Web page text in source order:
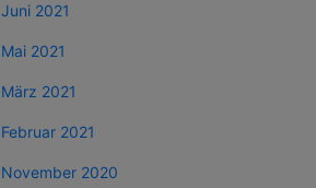
Juni 2021
Mai 2021
März 2021
Februar 2021
November 2020